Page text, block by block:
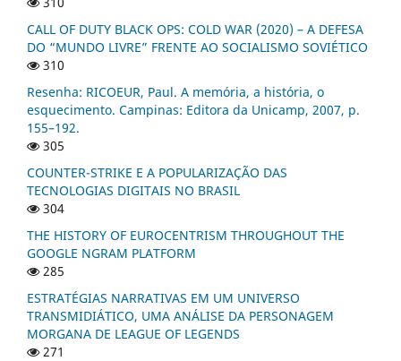
CALL OF DUTY BLACK OPS: COLD WAR (2020) – A DEFESA
DO “MUNDO LIVRE” FRENTE AO SOCIALISMO SOVIÉTICO
310
Resenha: RICOEUR, Paul. A memória, a história, o
esquecimento. Campinas: Editora da Unicamp, 2007, p.
155–192.
305
COUNTER-STRIKE E A POPULARIZAÇÃO DAS
TECNOLOGIAS DIGITAIS NO BRASIL
304
THE HISTORY OF EUROCENTRISM THROUGHOUT THE
GOOGLE NGRAM PLATFORM
285
ESTRATÉGIAS NARRATIVAS EM UM UNIVERSO
TRANSMIDIÁTICO, UMA ANÁLISE DA PERSONAGEM
MORGANA DE LEAGUE OF LEGENDS
271